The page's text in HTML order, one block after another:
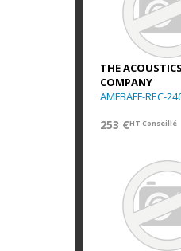
THE ACOUSTICS
COMPANY
AMFBAFF-REC-
253 €HT Conseillé